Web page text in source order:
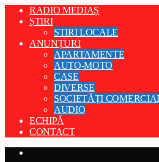
RADIO MEDIAȘ
ȘTIRI
STIRI LOCALE
ANUNȚURI
APARTAMENTE
AUTO-MOTO
CASE
DIVERSE
SOCIETĂȚI
AUDIO
ECHIPĂ
CONTACT